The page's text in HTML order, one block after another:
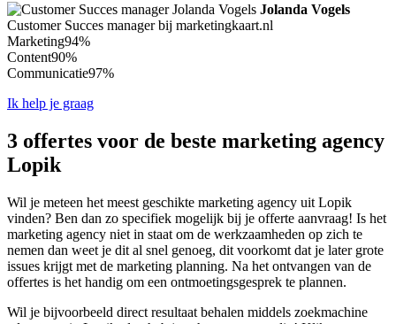
Jolanda Vogels
Customer Succes manager bij marketingkaart.nl
Marketing94%
Content90%
Communicatie97%
Ik help je graag
3 offertes voor de beste marketing agency
Lopik
Wil je meteen het meest geschikte marketing agency uit Lopik
vinden? Ben dan zo specifiek mogelijk bij je offerte aanvraag! Is het
marketing agency niet in staat om de werkzaamheden op zich te
nemen dan weet je dit al snel genoeg, dit voorkomt dat je later grote
issues krijgt met de marketing planning. Na het ontvangen van de
offertes is het handig om een ontmoetingsgesprek te plannen.
Wil je bijvoorbeeld direct resultaat behalen middels zoekmachine